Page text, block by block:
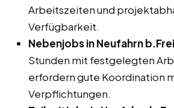
Arbeitszeiten und
Verfügbarkeit.
Nebenjobs in Neufahrn
Stunden mit festgelegten
erfordern gute Koordination
Verpflichtungen.